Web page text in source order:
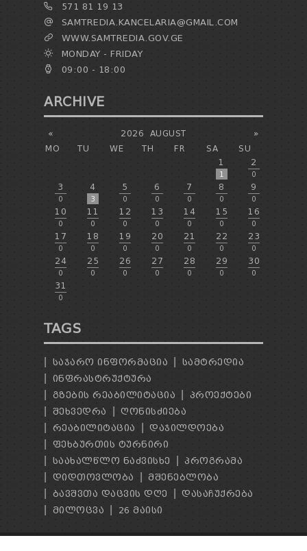
571 81 19 13
SAMTREDIA.KANCELARIA@GMAIL.COM
WWW.SAMTREDIA.GOV.GE
MONDAY - FRIDAY
09:00 - 18:00
ARCHIVE
« »
2026
AUGUST
MO
TU WE TH FR SA
SU
1
1
2
0
3
0
4
3
5
0
6
0
7
0
8
0
9
0
10
0
11
0
12
0
13
0
14
0
15
0
16
0
17
0
18
0
19
0
20
0
21
0
22
0
23
0
24
0
25
0
26
0
27
0
28
0
29
0
30
0
31
0
TAGS
ᲡᲐᲯᲐᲠᲝ ᲘᲜᲤᲝᲠᲛᲐᲪᲘᲐ
ᲡᲐᲛᲢᲠᲔᲓᲘᲐ
ᲘᲜᲤᲠᲐᲡᲢᲠᲣᲥᲢᲣᲠᲐ
ᲒᲖᲔᲑᲘᲡ ᲠᲔᲐᲑᲘᲚᲘᲢᲐᲪᲘᲐ
ᲞᲠᲝᲔᲥᲢᲔᲑᲘ
ᲨᲔᲮᲕᲔᲓᲠᲐ
ᲦᲝᲜᲘᲡᲫᲘᲔᲑᲐ
ᲠᲔᲐᲑᲘᲚᲘᲢᲐᲪᲘᲐ
ᲓᲐᲯᲘᲚᲓᲝᲔᲑᲐ
ᲤᲔᲮᲑᲣᲠᲗᲘᲡ ᲢᲣᲠᲜᲘᲠᲘ
ᲡᲐᲐᲮᲐᲚᲬᲚᲝ ᲜᲐᲫᲕᲘᲡᲮᲔ
ᲞᲠᲝᲒᲠᲐᲛᲐ
ᲓᲘᲓᲗᲝᲕᲚᲝᲑᲐ
ᲛᲨᲔᲜᲔᲑᲚᲝᲑᲐ
ᲑᲐᲕᲨᲕᲗᲐ ᲓᲐᲪᲕᲘᲡ ᲓᲦᲔ
ᲓᲐᲡᲐᲩᲣᲥᲠᲔᲑᲐ
ᲛᲘᲚᲝᲪᲕᲐ
26 ᲛᲐᲘᲡᲘ